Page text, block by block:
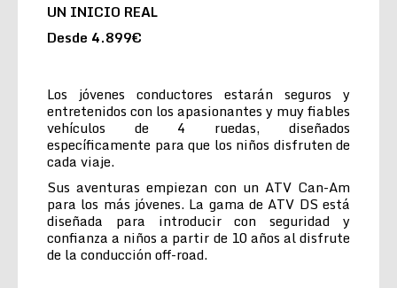
UN INICIO REAL
Desde 4.899€
Los jóvenes conductores estarán seguros y
entretenidos con los apasionantes y muy fiables
vehículos de 4 ruedas, diseñados
específicamente para que los niños disfruten de
cada viaje.
Sus aventuras empiezan con un ATV Can-Am
para los más jóvenes. La gama de ATV DS está
diseñada para introducir con seguridad y
confianza a niños a partir de 10 años al disfrute
de la conducción off-road.